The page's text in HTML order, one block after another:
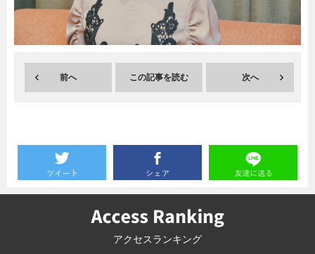
暮らし エンタメ
前へ この記事を読む 次へ
アクセスランキング